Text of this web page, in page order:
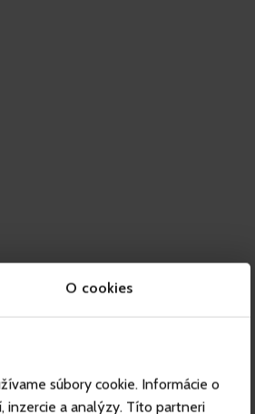
O cookies
súbory cookie. Informácie o
inzercie a analýzy. Títo partneri